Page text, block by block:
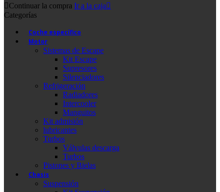
Continuar la compra Ir a la caja
Categorías
Coche específico
Motor
Sistemas de Escape
Kit Escape
Supresores
Silenciadores
Refrigeración
Radiadores
Intercooler
Manguitos
Kit admisión
lubricantes
Turbos
Válvulas descarga
Turbos
Pistones y Bielas
Chasis
Suspensión